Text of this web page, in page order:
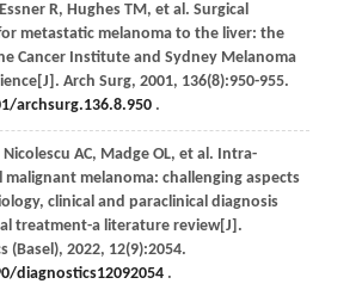
Essner R, Hughes TM, et al. Surgical
metastatic melanoma to the liver: the
Cancer Institute and Sydney Melanoma
Arch Surg, 2001, 136(8):950-955.
archsurg.136.8.950.
Nicolescu AC, Madge OL, et al. Intra-
malignant melanoma: challenging aspects
clinical and paraclinical diagnosis
treatment-a literature review[J].
(Basel), 2022, 12(9):2054.
diagnostics12092054.